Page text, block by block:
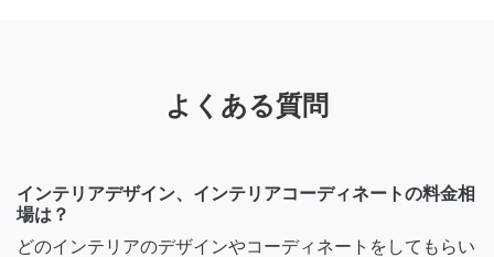
よくある質問
インテリアデザイン、インテリアコーディネートの料金相
場は？
どのインテリアのデザインやコーディネートをしてもらい